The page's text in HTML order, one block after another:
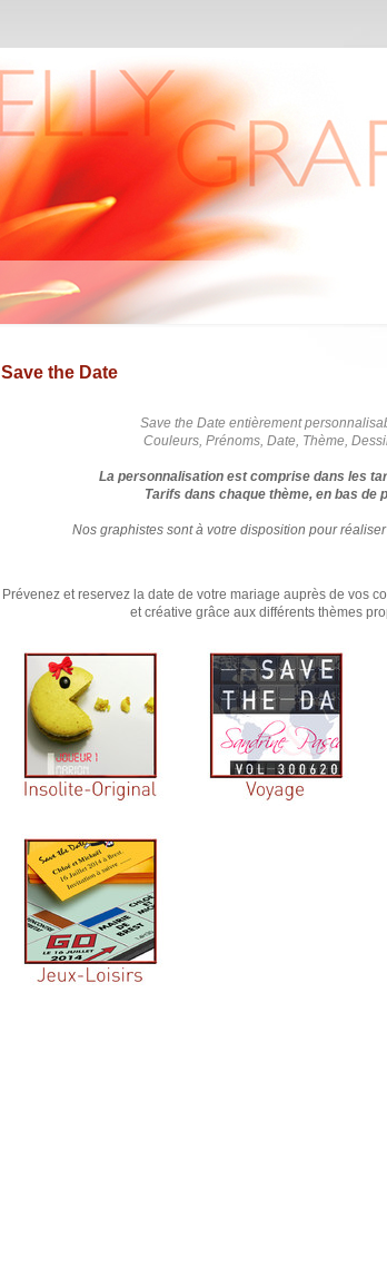
Save the Date
Save the Date entièrement
Couleurs, Prénoms, Date, Thème,
La personnalisation est comprise dans les
Tarifs dans chaque thème, en bas de
Nos graphistes sont à votre disposition pour
Prévenez et reservez la date de votre mariage auprès de vos
et créative grâce aux différents thèmes